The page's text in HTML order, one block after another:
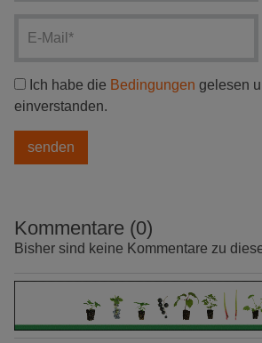
Ich habe die Bedingungen gelesen
einverstanden.
Kommentare (0)
Bisher sind keine Kommentare zu